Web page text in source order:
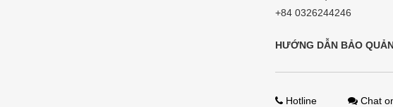
+84 0326244246
HƯỚNG DẪN BẢO
Hotline Chat